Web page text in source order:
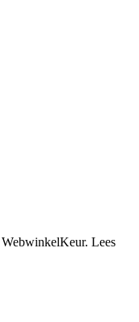
WebwinkelKeur. Lees